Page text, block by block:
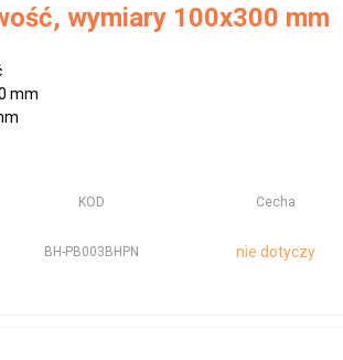
wymiary 100x300 mm
mm
KOD Cecha
BH-PB003BHPN nie dotyczy